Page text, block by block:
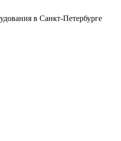
в Санкт-Петербурге